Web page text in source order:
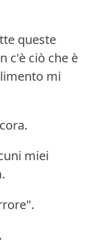
queste
c'è ciò che è
mi
miei